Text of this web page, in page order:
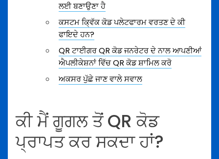
ਲਈ ਬਣਾਉਣਾ ਹੈ
ਕਸਟਮ ਕ੍ਵਿੱਕ ਕੋਡ ਪਲੇਟਫਾਰਮ ਵਰਤਣ ਦੇ ਕੀ
ਫਾਇਦੇ ਹਨ?
QR ਟਾਈਗਰ QR ਕੋਡ ਜਨਰੇਟਰ ਦੇ ਨਾਲ ਆਪਣੀਆਂ
ਐਪਲੀਕੇਸ਼ਨਾਂ ਵਿੱਚ QR ਕੋਡ ਸ਼ਾਮਿਲ ਕਰੋ
ਅਕਸਰ ਪੁੱਛੇ ਜਾਣ ਵਾਲੇ ਸਵਾਲ
ਕੀ ਮੈਂ ਗੂਗਲ ਤੋਂ QR ਕੋਡ
ਪ੍ਰਾਪਤ ਕਰ ਸਕਦਾ ਹਾਂ?